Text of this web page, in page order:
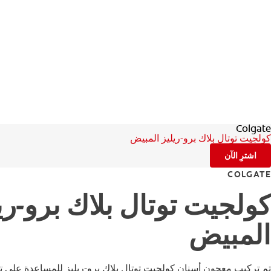
Colgate
كولجيت توتال بلاك برو-ريليز المبيض
اشترِ الآن
COLGATE
كولجيت توتال بلاك برو-
المبيض
تم تركيب معجون أسنان كولجيت توتال بلاك برو-ريليز للمساعدة على